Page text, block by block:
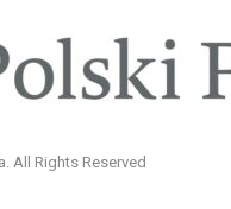
All Rights Reserved